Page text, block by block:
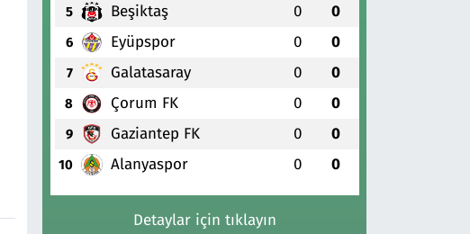
5 Beşiktaş 0 0
6 Eyüpspor 0 0
7 Galatasaray 0 0
8 Çorum FK 0 0
9 Gaziantep FK 0 0
10 Alanyaspor 0 0
Detaylar için tıklayın